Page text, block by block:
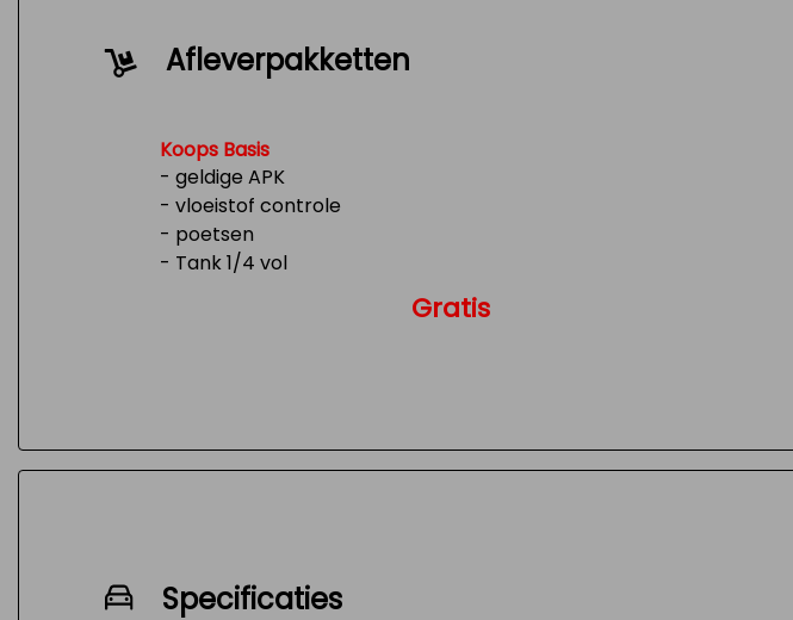
Afleverpakketten
Koops Basis
- geldige APK
- vloeistof controle
- poetsen
- Tank 1/4 vol
Gratis
Specificaties